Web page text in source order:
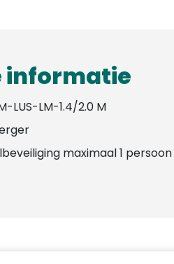
informatie
LUS-LM-1.4/2.0 M
maximaal 1 persoon